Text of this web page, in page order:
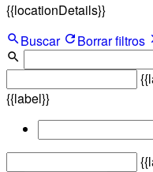
{{locationDetails}}
Buscar
Borrar filtros
{{label}}